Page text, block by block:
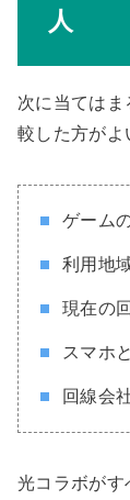
人
次に当ては
較した方がよ
ゲーム
利用地
現在の
スマホ
回線会
光コラボがす